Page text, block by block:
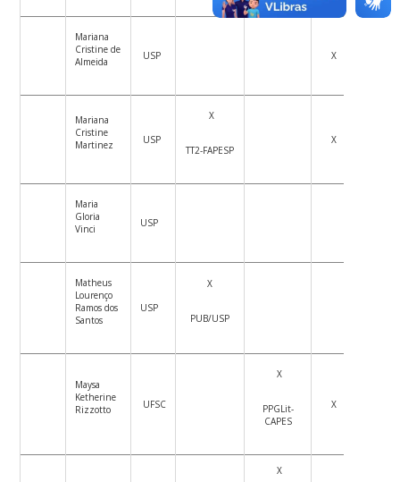
Mariana
Cristine de
Almeida
USP X
Mariana
Cristine
Martinez
USP
X
TT2-FAPESP
X
Maria
Gloria
Vinci
USP
Matheus
Lourenço
Ramos dos
Santos
USP
X
PUB/USP
Maysa
Ketherine
Rizzotto
UFSC
X
PPGLit-
CAPES
X
X